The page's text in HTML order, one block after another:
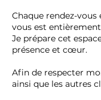
Chaque rendez-
vous est
Je prépare cet
présence et cœur.
Afin de respecter
ainsi que les autres